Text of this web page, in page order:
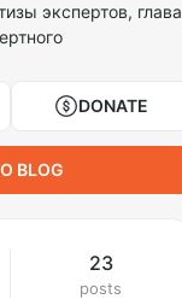
экспертов, глава
DONATE
BLOG
23
posts